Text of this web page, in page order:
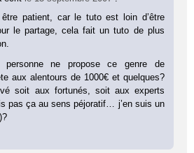
patient, car le tuto est loin d’être
le partage, cela fait un tuto de plus
personne ne propose ce genre de
aux alentours de 1000€ et quelques?
soit aux fortunés, soit aux experts
pas ça au sens péjoratif… j’en suis un